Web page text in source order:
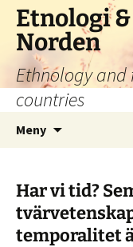
Hoppa
innehåll
Etnologi
Norden
Ethnology and
countries
Meny
Har vi tid?
temporalitet